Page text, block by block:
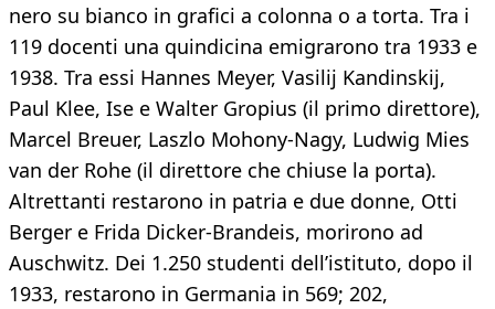
nero su bianco in grafici a colonna o a torta. Tra i
119 docenti una quindicina emigrarono tra 1933 e
1938. Tra essi Hannes Meyer, Vasilij Kandinskij,
Paul Klee, Ise e Walter Gropius (il primo direttore),
Marcel Breuer, Laszlo Mohony-Nagy, Ludwig Mies
van der Rohe (il direttore che chiuse la porta).
Altrettanti restarono in patria e due donne, Otti
Berger e Frida Dicker-Brandeis, morirono ad
Auschwitz. Dei 1.250 studenti dell’istituto, dopo il
1933, restarono in Germania in 569; 202,